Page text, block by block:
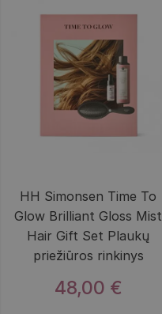
HH Simonsen Time To
Glow Brilliant Gloss Mist
Hair Gift Set Plaukų
priežiūros rinkinys
48,00 €